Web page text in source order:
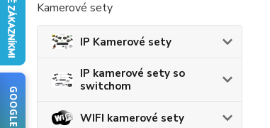
Kamerové sety
IP Kamerové sety
IP kamerové sety so
switchom
WIFI kamerové sety